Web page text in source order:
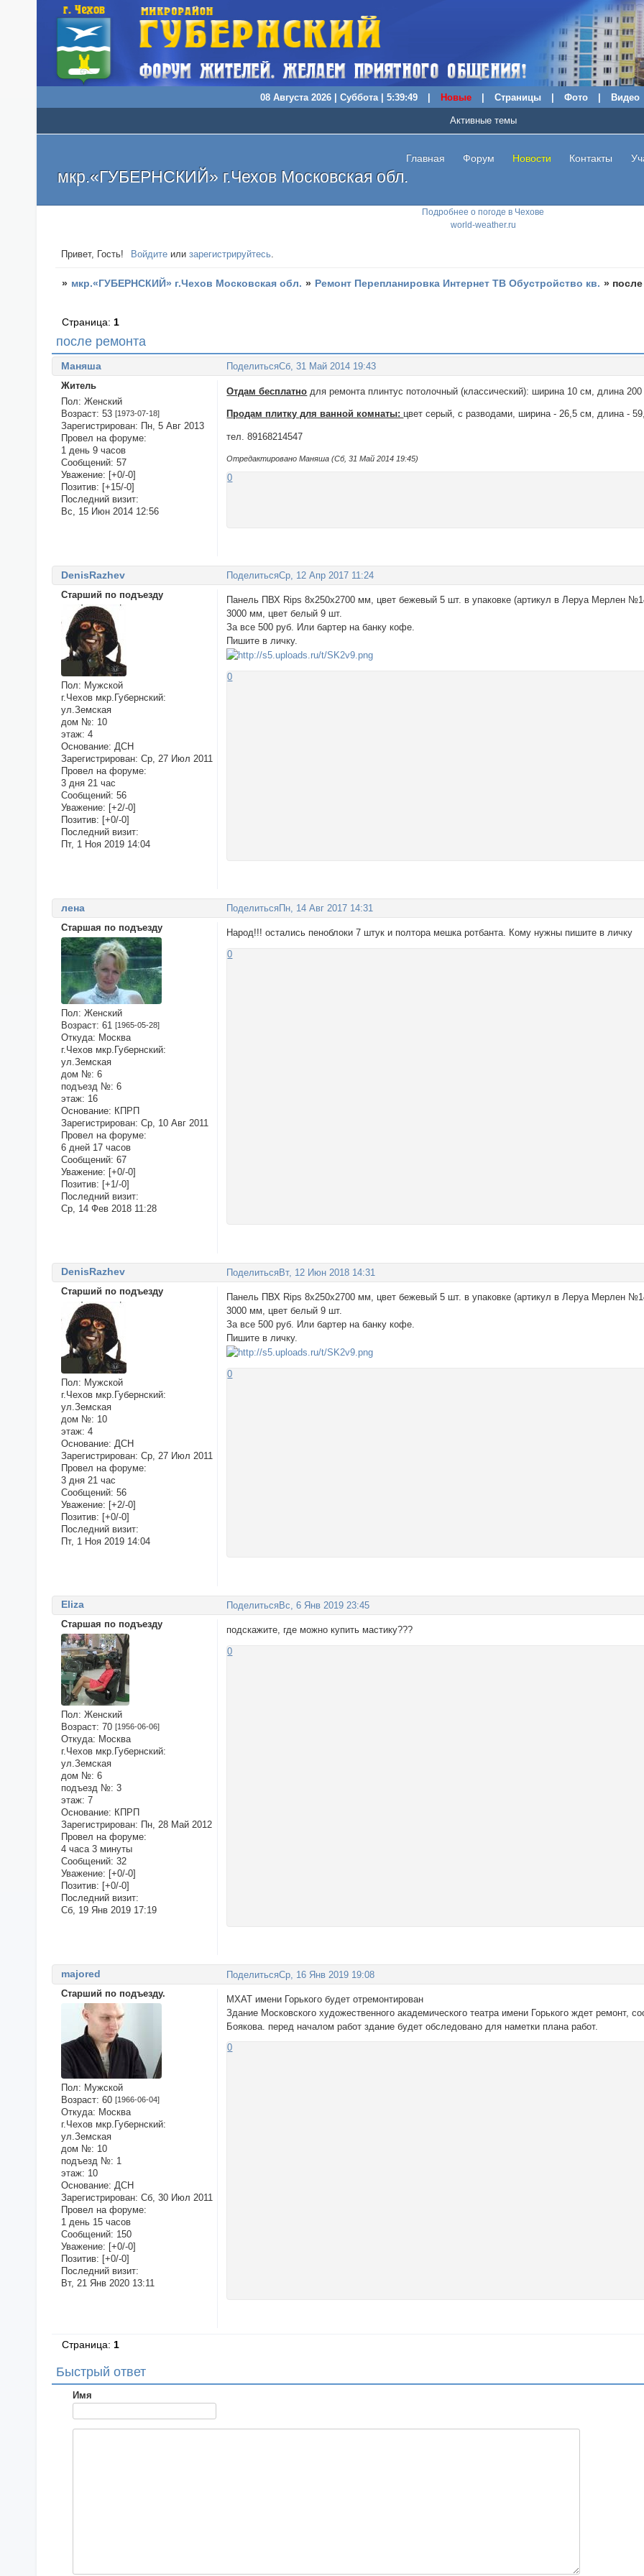
08 Августа 2026 | Суббота | 5:39:50 Новые Страницы Фото Видео
Подробнее о погоде в Чехове
world-weather.ru
мкр.«ГУБЕРНСКИЙ» г.Чехов Московская обл.
Главная Форум Новости Контакты
Активные темы
Привет, Гость! Войдите илизарегистрируйтесь.
» мкр.«ГУБЕРНСКИЙ» г.Чехов Московская обл. » Ремонт Перепланировка Интернет ТВ Обустройство кв. »
после ремонта
Страница: 1
ПоделитьсяСб, 31 Май 2014 19:43
Маняша
Житель
Пол: Женский
Возраст: 53 [1973-07-18]
Зарегистрирован: Пн, 5 Авг 2013
Провел на форуме:
1 день 9 часов
Сообщений: 57
Уважение: [+0/-0]
Позитив: [+15/-0]
Последний визит:
Вс, 15 Июн 2014 12:56
Отдам бесплатно для ремонта плинтус потолочный (классический): ширина 10 см, длина 200
Продам плитку для ванной комнаты: цвет серый, с разводами, ширина - 26,5 см, длина -
тел. 89168214547
Отредактировано Маняша (Сб, 31 Май 2014 19:45)
0
ПоделитьсяСр, 12 Апр 2017 11:24
DenisRazhev
Старший по подъезду
Пол: Мужской
г.Чехов мкр.Губернский:
ул.Земская
дом №: 10
этаж: 4
Основание: ДСН
Зарегистрирован: Ср, 27 Июл 2011
Провел на форуме:
3 дня 21 час
Сообщений: 56
Уважение: [+2/-0]
Позитив: [+0/-0]
Последний визит:
Пт, 1 Ноя 2019 14:04
Панель ПВХ Rips 8x250x2700 мм, цвет бежевый 5 шт. в упаковке (артикул в Леруа Мерлен
3000 мм, цвет белый 9 шт.
За все 500 руб. Или бартер на банку кофе.
Пишите в личку.
0
Поделиться Пн, 14 Авг 2017 14:31
лена
Старшая по подъезду
Пол: Женский
Возраст: 61 [1965-05-28]
Откуда: Москва
г.Чехов мкр.Губернский:
ул.Земская
дом №: 6
подъезд №: 6
этаж: 16
Основание: КПРП
Зарегистрирован: Ср, 10 Авг 2011
Провел на форуме:
6 дней 17 часов
Сообщений: 67
Уважение: [+0/-0]
Позитив: [+1/-0]
Последний визит:
Ср, 14 Фев 2018 11:28
Народ!!! остались пеноблоки 7 штук и полтора мешка ротбанта. Кому нужны пишите в личку
0
Поделиться Вт, 12 Июн 2018 14:31
DenisRazhev
Старший по подъезду
Пол: Мужской
г.Чехов мкр.Губернский:
ул.Земская
дом №: 10
этаж: 4
Основание: ДСН
Зарегистрирован: Ср, 27 Июл 2011
Провел на форуме:
3 дня 21 час
Сообщений: 56
Уважение: [+2/-0]
Позитив: [+0/-0]
Последний визит:
Пт, 1 Ноя 2019 14:04
Панель ПВХ Rips 8x250x2700 мм, цвет бежевый 5 шт. в упаковке (артикул в Леруа Мерлен
3000 мм, цвет белый 9 шт.
За все 500 руб. Или бартер на банку кофе.
Пишите в личку.
0
ПоделитьсяВс, 6 Янв 2019 23:45
Eliza
Старшая по подъезду
Пол: Женский
Возраст: 70 [1956-06-06]
Откуда: Москва
г.Чехов мкр.Губернский:
ул.Земская
дом №: 6
подъезд №: 3
этаж: 7
Основание: КПРП
Зарегистрирован: Пн, 28 Май 2012
Провел на форуме:
4 часа 3 минуты
Сообщений: 32
Уважение: [+0/-0]
Позитив: [+0/-0]
Последний визит:
Сб, 19 Янв 2019 17:19
подскажите, где можно купить мастику???
0
ПоделитьсяСр, 16 Янв 2019 19:08
majored
Старший по подъезду.
Пол: Мужской
Возраст: 60 [1966-06-04]
Откуда: Москва
г.Чехов мкр.Губернский:
ул.Земская
дом №: 10
подъезд №: 1
этаж: 10
Основание: ДСН
Зарегистрирован: Сб, 30 Июл 2011
Провел на форуме:
1 день 15 часов
Сообщений: 150
Уважение: [+0/-0]
Позитив: [+0/-0]
Последний визит:
Вт, 21 Янв 2020 13:11
МХАТ имени Горького будет отремонтирован
Здание Московского художественного академического театра имени Горького ждет ремонт,
Боякова. перед началом работ здание будет обследовано для наметки плана работ.
0
Страница: 1
Быстрый ответ
Имя